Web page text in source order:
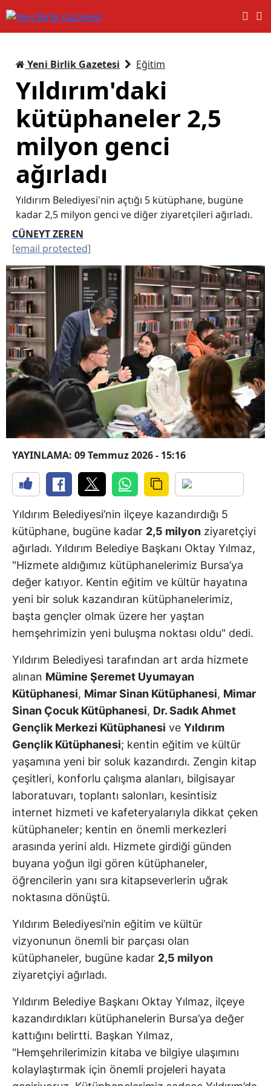
Yeni Birlik Gazetesi Eğitim
Yıldırım'daki
kütüphaneler 2,5
milyon genci
ağırladı
Yıldırım Belediyesi'nin açtığı 5 kütüphane, bugüne
kadar 2,5 milyon genci ve diğer ziyaretçileri ağırladı.
CÜNEYT ZEREN
[email protected]
YAYINLAMA: 09 Temmuz 2026 - 15:16
Yıldırım Belediyesi’nin ilçeye kazandırdığı 5
kütüphane, bugüne kadar 2,5 milyon ziyaretçiyi
ağırladı. Yıldırım Belediye Başkanı Oktay Yılmaz,
"Hizmete aldığımız kütüphanelerimiz Bursa’ya
değer katıyor. Kentin eğitim ve kültür hayatına
yeni bir soluk kazandıran kütüphanelerimiz,
başta gençler olmak üzere her yaştan
hemşehrimizin yeni buluşma noktası oldu" dedi.
Yıldırım Belediyesi tarafından art arda hizmete
alınan Mümine Şeremet Uyumayan
Kütüphanesi, Mimar Sinan Kütüphanesi, Mimar
Sinan Çocuk Kütüphanesi, Dr. Sadık Ahmet
Gençlik Merkezi Kütüphanesi ve Yıldırım
Gençlik Kütüphanesi; kentin eğitim ve kültür
yaşamına yeni bir soluk kazandırdı. Zengin kitap
çeşitleri, konforlu çalışma alanları, bilgisayar
laboratuvarı, toplantı salonları, kesintisiz
internet hizmeti ve kafeteryalarıyla dikkat çeken
kütüphaneler; kentin en önemli merkezleri
arasında yerini aldı. Hizmete girdiği günden
buyana yoğun ilgi gören kütüphaneler,
öğrencilerin yanı sıra kitapseverlerin uğrak
noktasına dönüştü.
Yıldırım Belediyesi’nin eğitim ve kültür
vizyonunun önemli bir parçası olan
kütüphaneler, bugüne kadar 2,5 milyon
ziyaretçiyi ağırladı.
Yıldırım Belediye Başkanı Oktay Yılmaz, ilçeye
kazandırdıkları kütüphanelerin Bursa’ya değer
kattığını belirtti. Başkan Yılmaz,
"Hemşehrilerimizin kitaba ve bilgiye ulaşımını
kolaylaştırmak için önemli projeleri hayata